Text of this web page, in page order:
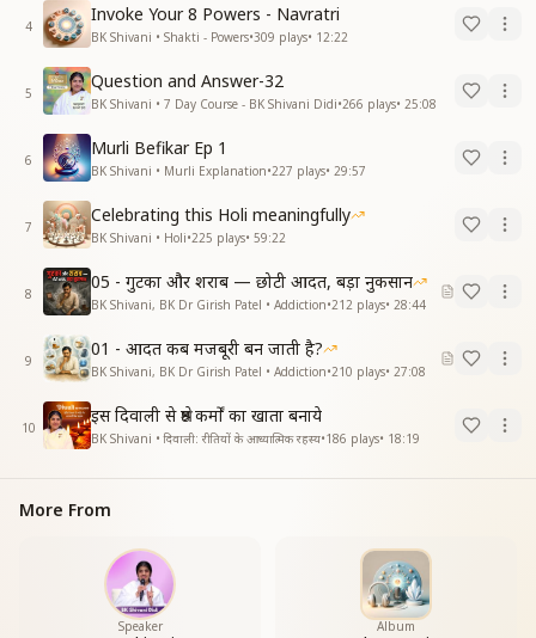
4
Invoke Your 8 Powers - Navratri
BK Shivani • Shakti - Powers•309 plays• 12:22
5
Question and Answer-32
BK Shivani • 7 Day Course - BK Shivani Didi•266 plays• 25:08
6
Murli Befikar Ep 1
BK Shivani • Murli Explanation•227 plays• 29:57
7
Celebrating this Holi meaningfully
BK Shivani • Holi•225 plays• 59:22
8
05 - गुटका और शराब — छोटी आदत, बड़ा नुकसान
BK Shivani, BK Dr Girish Patel • Addiction•212 plays• 28:44
9
01 - आदत कब मजबूरी बन जाती है?
BK Shivani, BK Dr Girish Patel • Addiction•210 plays• 27:08
10
इस दिवाली से श्रेष्ठ कर्मों का खाता बनाये
BK Shivani • दिवाली: रीतियों के आध्यात्मिक रहस्य•186 plays• 18:19
More From
Speaker Album